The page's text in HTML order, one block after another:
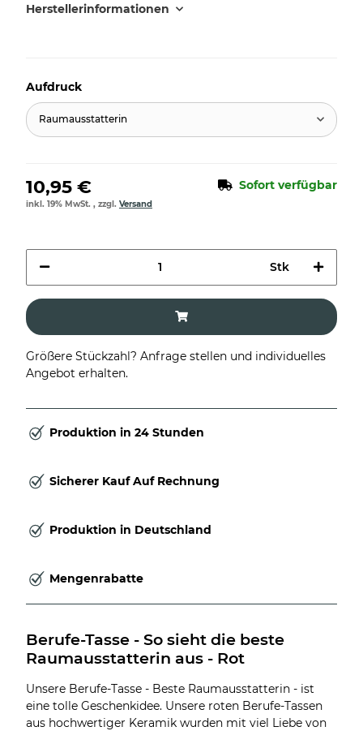
Herstellerinformationen
Aufdruck
Raumausstatterin
10,95 € Sofort verfügbar
inkl. 19% MwSt. , zzgl. Versand
Stk
Größere Stückzahl? Anfrage stellen und individuelles
Angebot erhalten.
Produktion in 24 Stunden
Sicherer Kauf Auf Rechnung
Produktion in Deutschland
Mengenrabatte
Berufe-Tasse - So sieht die beste
Raumausstatterin aus - Rot
Unsere Berufe-Tasse - Beste Raumausstatterin - ist
eine tolle Geschenkidee. Unsere roten Berufe-Tassen
aus hochwertiger Keramik wurden mit viel Liebe von